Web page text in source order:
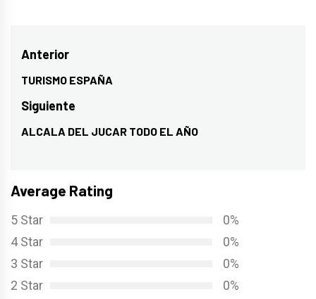
Navegación
de
entradas
Anterior
Entrada
anterior:
TURISMO ESPAÑA
Siguiente
Entrada
ALCALA DEL JUCAR TODO EL AÑO
Average Rating
5 Star
0%
4 Star
0%
3 Star
0%
2 Star
0%